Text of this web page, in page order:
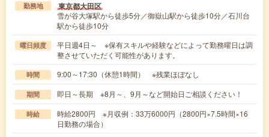
勤務地 東京都大田区
雪が谷大塚駅から徒歩5分／御嶽山駅から徒歩10分／石川台
駅から徒歩10分
曜日頻度
平日週4日～ ※保有スキルや経験などによって勤務曜日は調
整させていただく可能性があります。
時間 9:00～17:30（休憩1時間） ※残業ほぼなし
期間 即日～長期 ※8月～、9月～など開始日ご相談ください！
時給
時給2800円 ※月収例：33万6000円（2800円×7.5時間×16
日勤務の場合）